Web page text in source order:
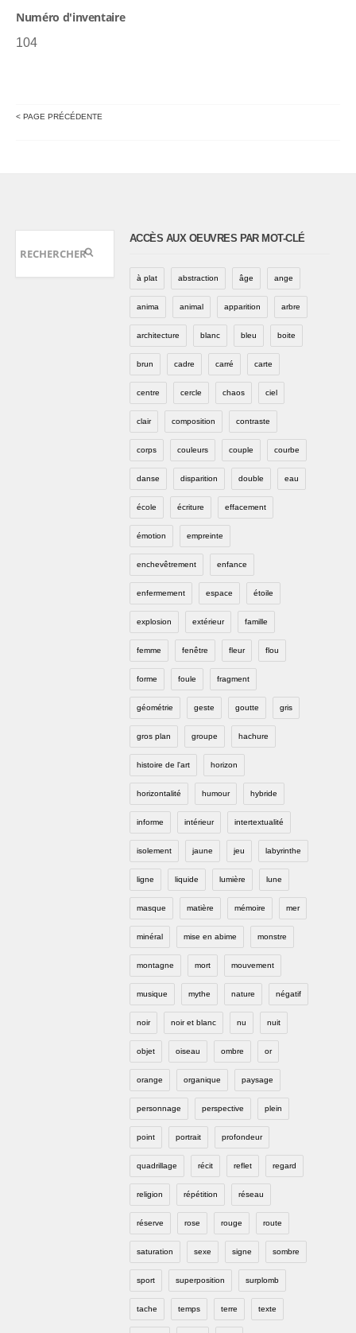
Numéro d'inventaire
104
< PAGE PRÉCÉDENTE
ACCÈS AUX OEUVRES PAR MOT-CLÉ
à plat abstraction âge ange
anima animal apparition arbre
architecture blanc bleu boite
brun cadre carré carte
centre cercle chaos ciel
clair composition contraste
corps couleurs couple courbe
danse disparition double eau
école écriture effacement
émotion empreinte
enchevêtrement enfance
enfermement espace étoile
explosion extérieur famille
femme fenêtre fleur flou
forme foule fragment
géométrie geste goutte gris
gros plan groupe hachure
histoire de l'art horizon
horizontalité humour hybride
informe intérieur intertextualité
isolement jaune jeu labyrinthe
ligne liquide lumière lune
masque matière mémoire mer
minéral mise en abime monstre
montagne mort mouvement
musique mythe nature négatif
noir noir et blanc nu nuit
objet oiseau ombre or
orange organique paysage
personnage perspective plein
point portrait profondeur
quadrillage récit reflet regard
religion répétition réseau
réserve rose rouge route
saturation sexe signe sombre
sport superposition surplomb
tache temps terre texte